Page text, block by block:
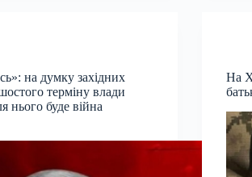
на думку західних
терміну влади
нього буде війна
На